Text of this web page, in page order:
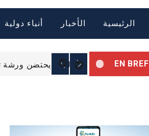
الرئيسية الأخبار أنباء دولية
EN BREF
التمييز الإيجابي:
الرئيس غزواني يتوجه
البرلمان يحتضن ورشة